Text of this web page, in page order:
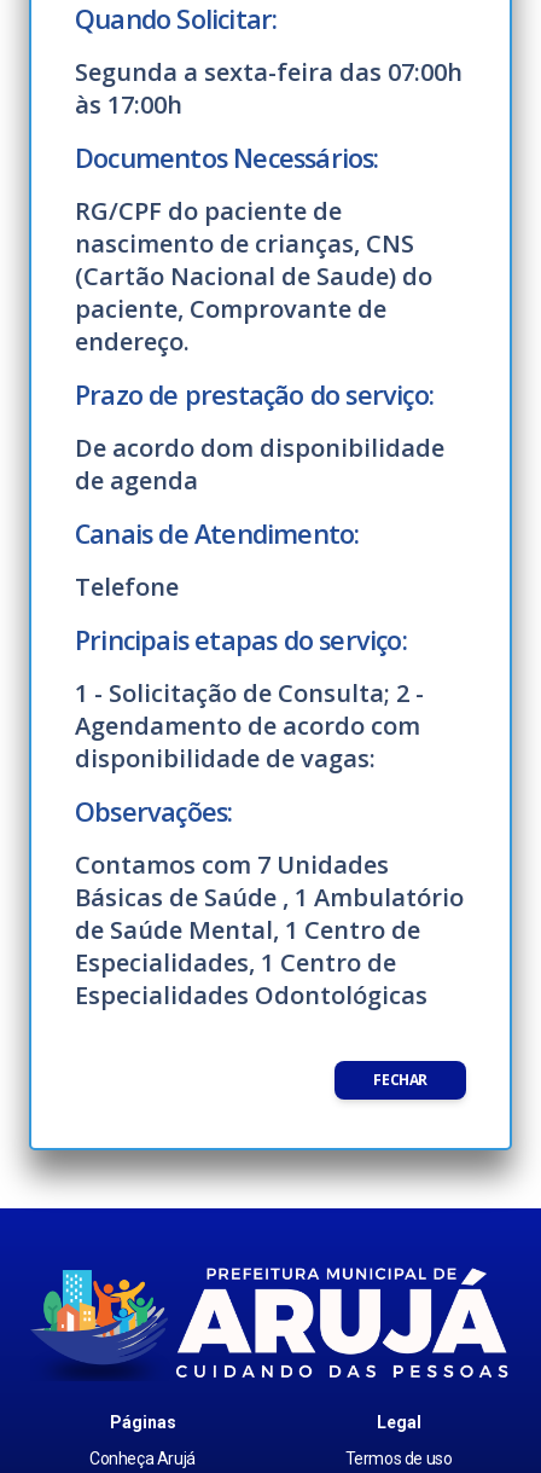
Quando Solicitar:
Segunda a sexta-feira das 07:00h
às 17:00h
Documentos Necessários:
RG/CPF do paciente de
nascimento de crianças, CNS
(Cartão Nacional de Saude) do
paciente, Comprovante de
endereço.
Prazo de prestação do serviço:
De acordo dom disponibilidade
de agenda
Canais de Atendimento:
Telefone
Principais etapas do serviço:
1 - Solicitação de Consulta; 2 -
Agendamento de acordo com
disponibilidade de vagas:
Observações:
Contamos com 7 Unidades
Básicas de Saúde , 1 Ambulatório
de Saúde Mental, 1 Centro de
Especialidades, 1 Centro de
Especialidades Odontológicas
FECHAR
Páginas
Conheça Arujá
Legal
Termos de uso